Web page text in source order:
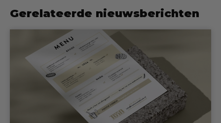
Gerelateerde nieuwsberichten